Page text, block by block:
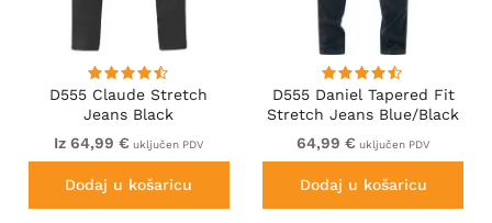
D555 Claude Stretch
Jeans Black
Iz 64,99 € uključen PDV
Dodaj u košaricu
D555 Daniel Tapered Fit
Stretch Jeans Blue/Black
Wash
64,99 € uključen PDV
Dodaj u košaricu